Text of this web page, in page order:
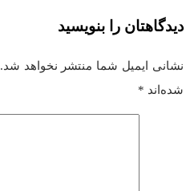
دیدگاهتان را بنویسید
نشانی ایمیل شما منتشر نخواهد شد.
شده‌اند *